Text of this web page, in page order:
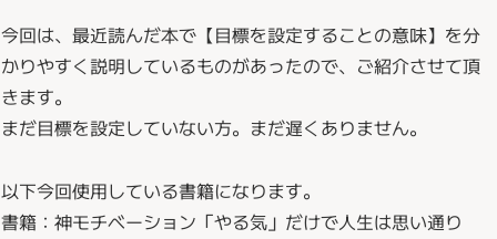
今回は、最近読んだ本で【目標を設定することの意味】を分
かりやすく説明しているものがあったので、ご紹介させて頂
きます。
まだ目標を設定していない方。まだ遅くありません。
以下今回使用している書籍になります。
書籍：神モチベーション「やる気」だけで人生は思い通り